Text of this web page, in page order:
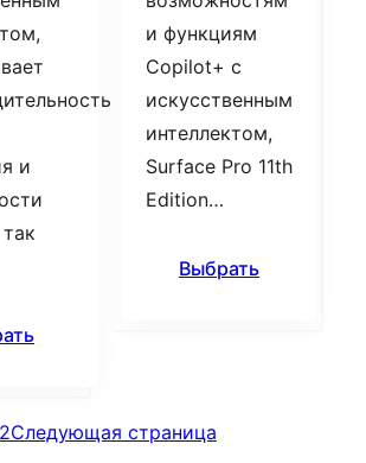
и
и функциям
Copilot+ с
искусственным
интеллектом,
Surface Pro 11th
Edition…
Выбрать
2Следующая страница